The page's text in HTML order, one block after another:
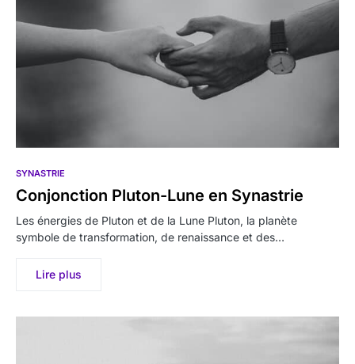
SYNASTRIE
Conjonction Pluton-Lune en Synastrie
Les énergies de Pluton et de la Lune Pluton, la planète
symbole de transformation, de renaissance et des…
Lire plus